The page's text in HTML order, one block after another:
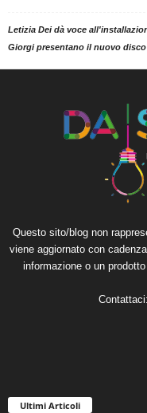
Letizia Dei dà voce
Giorgi presentano il nuovo disco
Questo sito/blog non
viene aggiornato con
informazione o un
Contattaci:
Ultimi Articoli